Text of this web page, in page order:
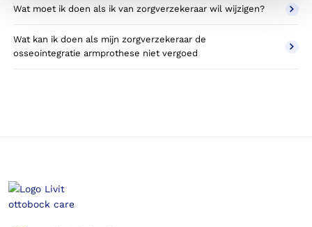
Wat moet ik doen als ik van zorgverzekeraar wil wijzigen?
Wat kan ik doen als mijn zorgverzekeraar de
osseointegratie armprothese niet vergoed